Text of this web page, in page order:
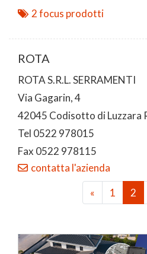
2 focus prodotti
ROTA
ROTA S.R.L. SERRAMENTI
Via Gagarin, 4
42045 Codisotto di Luzzara
Tel 0522 978015
Fax 0522 978115
contatta l'azienda
«
1 2